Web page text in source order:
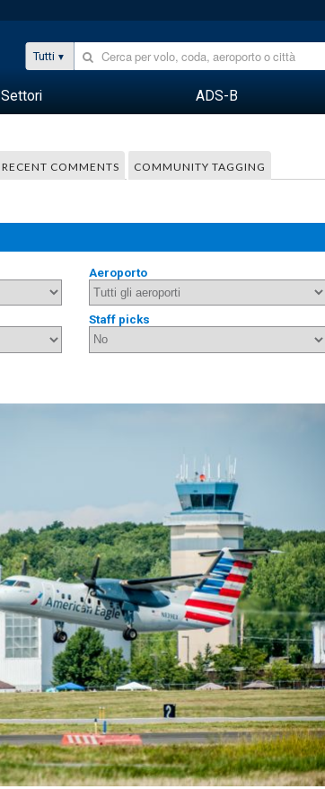
Tutti
Settori ADS-B
RECENT COMMENTS COMMUNITY TAGGING
Aeroporto
Staff picks